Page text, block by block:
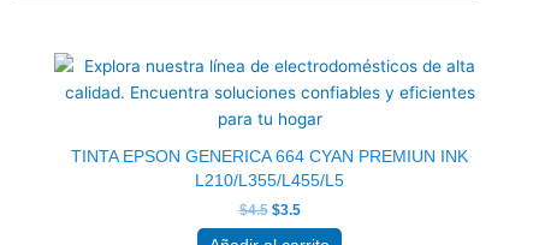
TINTA EPSON GENERICA 664 CYAN PREMIUN INK
L210/L355/L455/L5
$4.5
original
era:
$4.5.
$3.5
actual
es:
$3.5.